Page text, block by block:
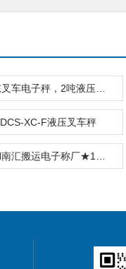
DCS-XC-F液压叉车秤